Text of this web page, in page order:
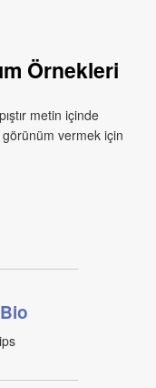
Örnekleri
metin içinde
vermek için